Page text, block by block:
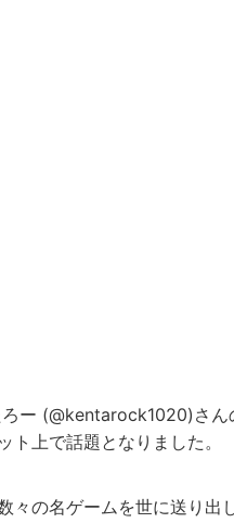
ー (@kentarock1020)さん
ト上で話題となりました。
々の名ゲームを世に送り出